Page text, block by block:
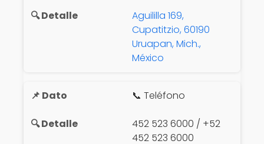
Aguililla 169,
Cupatitzio, 60190
Uruapan, Mich.,
México
📞 Teléfono
452 523 6000 / +52
452 523 6000